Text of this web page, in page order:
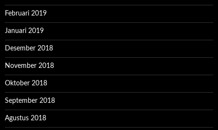
Februari 2019
Januari 2019
Desember 2018
November 2018
Oktober 2018
September 2018
Agustus 2018